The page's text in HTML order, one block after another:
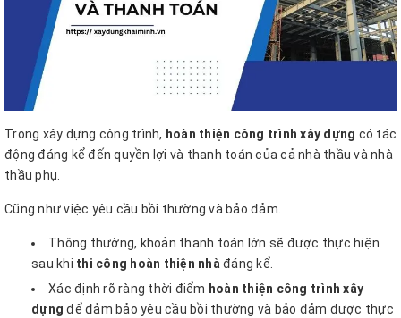
Trong xây dựng công trình, hoàn thiện công trình xây dựng có tác
động đáng kể đến quyền lợi và thanh toán của cả nhà thầu và nhà
thầu phụ.
Cũng như việc yêu cầu bồi thường và bảo đảm.
Thông thường, khoản thanh toán lớn sẽ được thực hiện
sau khi thi công hoàn thiện nhà đáng kể.
Xác định rõ ràng thời điểm hoàn thiện công trình xây
dựng để đảm bảo yêu cầu bồi thường và bảo đảm được thực